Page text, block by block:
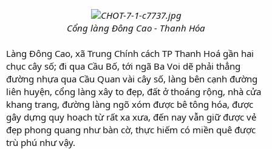
Cổng làng Đông Cao - Thanh Hóa
Làng Đông Cao, xã Trung Chính cách TP Thanh Hoá gần hai
chục cây số; đi qua Cầu Bố, tới ngã Ba Voi dẽ phải thẳng
đường nhựa qua Cầu Quan vài cây số, làng bên cạnh đường
liên huyện, cổng làng xây to đẹp, đất ở thoáng rộng, nhà cửa
khang trang, đường làng ngõ xóm được bê tông hóa, được
gây dựng quy hoạch từ rất xa xưa, đến nay vẫn giữ được vẻ
đẹp phong quang như bàn cờ, thực hiếm có miền quê được
trù phú như vậy.